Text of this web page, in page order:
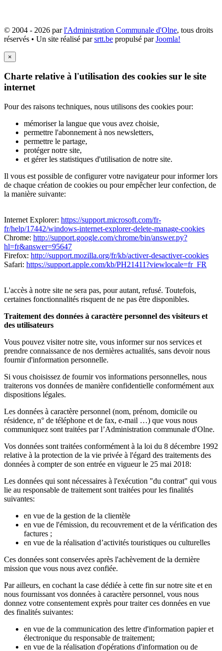
© 2004 - 2026 parl'Administration Communale d'Olne, tous droits
réservés • Un site réalisé parsrtt.be propulsé parJoomla!
×
Charte relative à l'utilisation des cookies sur le site
internet
Pour des raisons techniques, nous utilisons des cookies pour:
mémoriser la langue que vous avez choisie,
permettre l'abonnement à nos newsletters,
permettre le partage,
protéger notre site,
et gérer les statistiques d'utilisation de notre site.
Il vous est possible de configurer votre navigateur pour informer lors
de chaque création de cookies ou pour empêcher leur confection, de
la manière suivante:
Internet Explorer: https://support.microsoft.com/fr-
fr/help/17442/windows-internet-explorer-delete-manage-cookies
Chrome: http://support.google.com/chrome/bin/answer.py?
hl=fr&answer=95647
Firefox: http://support.mozilla.org/fr/kb/activer-desactiver-cookies
Safari: https://support.apple.com/kb/PH21411?viewlocale=fr_FR
L'accès à notre site ne sera pas, pour autant, refusé. Toutefois,
certaines fonctionnalités risquent de ne pas être disponibles.
Traitement des données à caractère personnel des visiteurs et
des utilisateurs
Vous pouvez visiter notre site, vous informer sur nos services et
prendre connaissance de nos dernières actualités, sans devoir nous
fournir d'information personnelle.
Si vous choisissez de fournir vos informations personnelles, nous
traiterons vos données de manière confidentielle conformément aux
dispositions légales.
Les données à caractère personnel (nom, prénom, domicile ou
résidence, n° de téléphone et de fax, e-mail …) que vous nous
communiquez sont traitées par l’Administration communale d'Olne.
Vos données sont traitées conformément à la loi du 8 décembre 1992
relative à la protection de la vie privée à l'égard des traitements des
données à compter de son entrée en vigueur le 25 mai 2018:
Les données qui sont nécessaires à l'exécution "du contrat" qui vous
lie au responsable de traitement sont traitées pour les finalités
suivantes:
en vue de la gestion de la clientèle
en vue de l'émission, du recouvrement et de la vérification des
factures ;
en vue de la réalisation d’activités touristiques ou culturelles
Ces données sont conservées après l'achèvement de la dernière
mission que vous nous avez confiée.
Par ailleurs, en cochant la case dédiée à cette fin sur notre site et en
nous fournissant vos données à caractère personnel, vous nous
donnez votre consentement exprès pour traiter ces données en vue
des finalités suivantes:
en vue de la communication des lettre d'information papier et
électronique du responsable de traitement;
en vue de la réalisation d'opérations d'information ou de